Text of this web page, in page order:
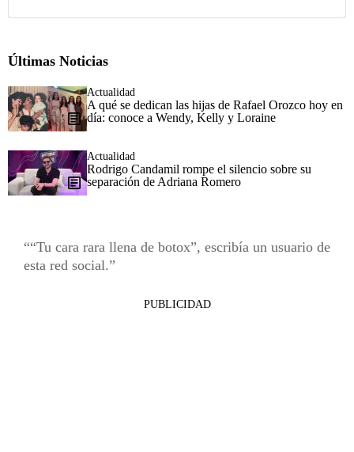
Últimas Noticias
Actualidad
A qué se dedican las hijas de Rafael Orozco hoy en
día: conoce a Wendy, Kelly y Loraine
Actualidad
Rodrigo Candamil rompe el silencio sobre su
separación de Adriana Romero
“Tu cara rara llena de botox”, escribía un usuario de
esta red social.
PUBLICIDAD